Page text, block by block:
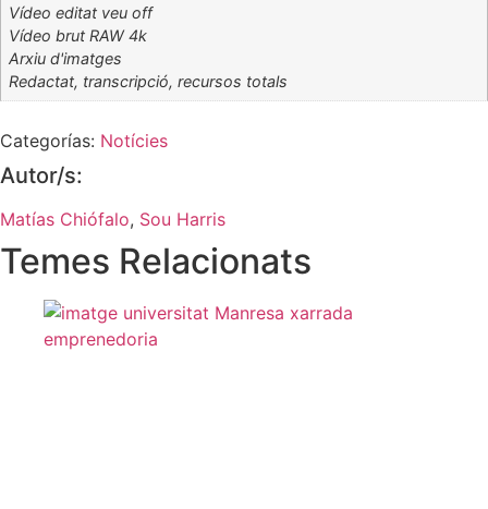
Vídeo editat veu off
Vídeo brut RAW 4k
Arxiu d'imatges
Redactat, transcripció, recursos totals
Categorías: Notícies
Autor/s:
Matías Chiófalo, Sou Harris
Temes Relacionats